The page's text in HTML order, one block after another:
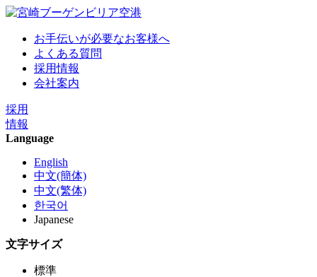
お手伝いが必要なお客様へ
よくある質問
採用情報
会社案内
採用
情報
Language
English
中文(簡体)
中文(繁体)
한국어
Japanese
文字サイズ
標準